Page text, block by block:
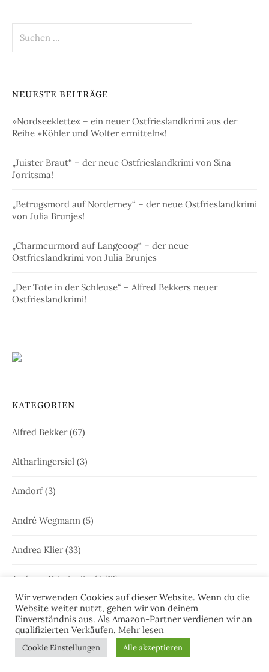
nach:
NEUESTE BEITRÄGE
»Nordseeklette« – ein neuer Ostfrieslandkrimi aus der
Reihe »Köhler und Wolter ermitteln«!
„Juister Braut“ – der neue Ostfrieslandkrimi von Sina
Jorritsma!
„Betrugsmord auf Norderney“ – der neue Ostfrieslandkrimi
von Julia Brunjes!
„Charmeurmord auf Langeoog“ – der neue
Ostfrieslandkrimi von Julia Brunjes
„Der Tote in der Schleuse“ – Alfred Bekkers neuer
Ostfrieslandkrimi!
KATEGORIEN
Alfred Bekker(67)
Altharlingersiel (3)
Amdorf(3)
André Wegmann (5)
Andrea Klier(33)
Andreas Kriminalinski (13)
Aurich(68)
Baltrum(7)
Wir verwenden Cookies auf dieser Website. Wenn du die
Website weiter nutzt, gehen wir von deinem
Einverständnis aus. Als Amazon-Partner verdienen wir an
qualifizierten Verkäufen. Mehr lesen
Cookie Einstellungen Alle akzeptieren